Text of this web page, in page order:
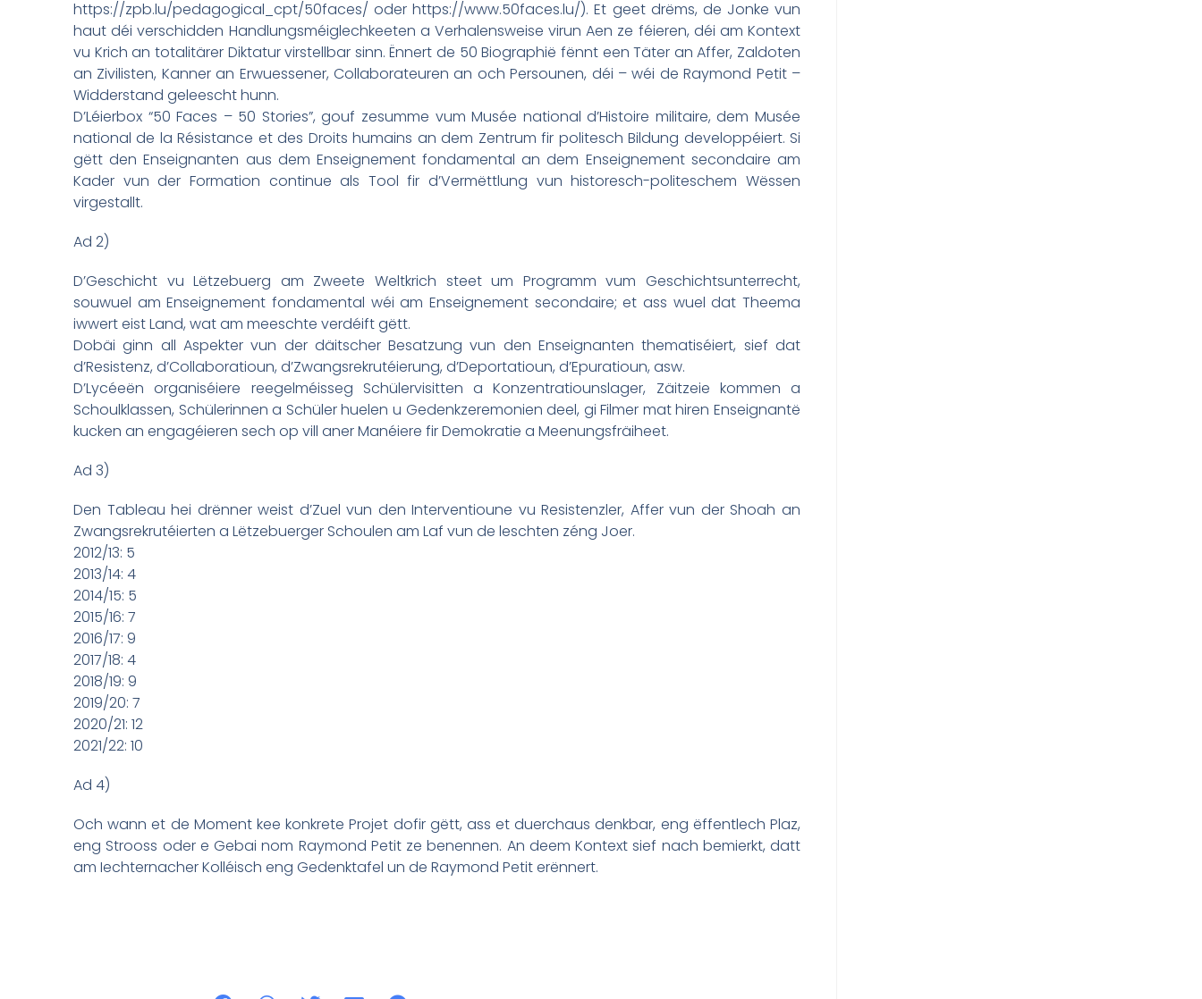
https://zpb.lu/pedagogical_cpt/50faces/ oder https://www.50faces.lu/). Et geet drëms, de Jonke vun
haut déi verschidden Handlungsméiglechkeeten a Verhalensweise virun Aen ze féieren, déi am Kontext
vu Krich an totalitärer Diktatur virstellbar sinn. Ënnert de 50 Biographië fënnt een Täter an Affer, Zaldoten
an Zivilisten, Kanner an Erwuessener, Collaborateuren an och Persounen, déi – wéi de Raymond Petit –
Widderstand geleescht hunn.
D’Léierbox “50 Faces – 50 Stories”, gouf zesumme vum Musée national d’Histoire militaire, dem Musée
national de la Résistance et des Droits humains an dem Zentrum fir politesch Bildung developpéiert. Si
gëtt den Enseignanten aus dem Enseignement fondamental an dem Enseignement secondaire am
Kader vun der Formation continue als Tool fir d’Vermëttlung vun historesch-politeschem Wëssen
virgestallt.
Ad 2)
D’Geschicht vu Lëtzebuerg am Zweete Weltkrich steet um Programm vum Geschichtsunterrecht,
souwuel am Enseignement fondamental wéi am Enseignement secondaire; et ass wuel dat Theema
iwwert eist Land, wat am meeschte verdéift gëtt.
Dobäi ginn all Aspekter vun der däitscher Besatzung vun den Enseignanten thematiséiert, sief dat
d’Resistenz, d’Collaboratioun, d’Zwangsrekrutéierung, d’Deportatioun, d’Epuratioun, asw.
D’Lycéeën organiséiere reegelméisseg Schülervisitten a Konzentratiounslager, Zäitzeie kommen a
Schoulklassen, Schülerinnen a Schüler huelen u Gedenkzeremonien deel, gi Filmer mat hiren Enseignantë
kucken an engagéieren sech op vill aner Manéiere fir Demokratie a Meenungsfräiheet.
Ad 3)
Den Tableau hei drënner weist d’Zuel vun den Interventioune vu Resistenzler, Affer vun der Shoah an
Zwangsrekrutéierten a Lëtzebuerger Schoulen am Laf vun de leschten zéng Joer.
2012/13: 5
2013/14: 4
2014/15: 5
2015/16: 7
2016/17: 9
2017/18: 4
2018/19: 9
2019/20: 7
2020/21: 12
2021/22: 10
Ad 4)
Och wann et de Moment kee konkrete Projet dofir gëtt, ass et duerchaus denkbar, eng ëffentlech Plaz,
eng Strooss oder e Gebai nom Raymond Petit ze benennen. An deem Kontext sief nach bemierkt, datt
am Iechternacher Kolléisch eng Gedenktafel un de Raymond Petit erënnert.